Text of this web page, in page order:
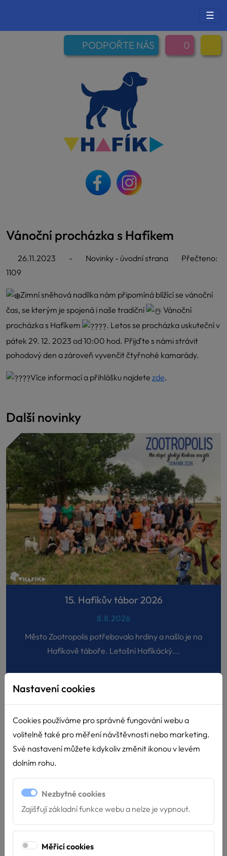
☰
PODPOŘTE NÁS 0
Vánoční procházka s Hafíkem
26.11.2023 - Novinky - úvodní strana
Přečteno:
1109
Zimní sněhová nadílka nám připomíná blížící se vánoční
čas, se kterým je spojená i naše tradiční
Vánoční
procházka s Hafíkem
. Letos se procházka uskuteční v
pátek 29. 12. 2023 od 10:00 hod. Přijďte s námi strávit
pohodový den a zároveň vyvenčit čtyřnohé kamarády.
Více informací a přihlášku najdete zde.
Další novinky
15. Hafíkův tábor 2026
8.8.2026
Město Zootropolis potřebovalo hrdiny a našlo je na
Hafíkově táboře. Letošní Hafíkácký...
Děkujeme Nadaci ČEZ
Nastavení cookies
Cookies používáme pro správné fungování webu a
volitelně také pro měření návštěvnosti nebo marketing.
Své nastavení můžete kdykoliv změnit ikonou v levém
dolním rohu.
Nezbytné cookies
Zajišťují základní funkce webu a nelze je vypnout.
Měřicí cookies